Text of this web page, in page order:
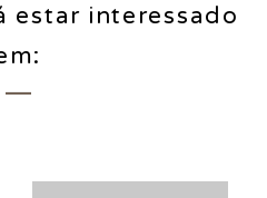
estar interessado